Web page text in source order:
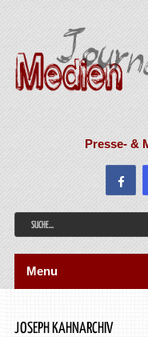
Presse- &
Menu
JOSEPH KAHNARCHIV